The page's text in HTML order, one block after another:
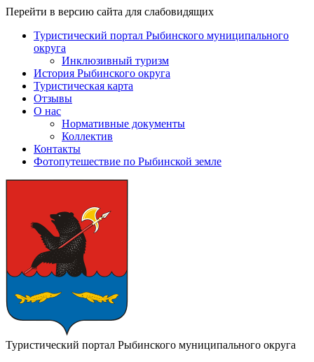
Перейти в версию сайта для слабовидящих
Туристический портал Рыбинского муниципального
округа
Инклюзивный туризм
История Рыбинского округа
Туристическая карта
Отзывы
О нас
Нормативные документы
Коллектив
Контакты
Фотопутешествие по Рыбинской земле
Туристический портал Рыбинского муниципального округа